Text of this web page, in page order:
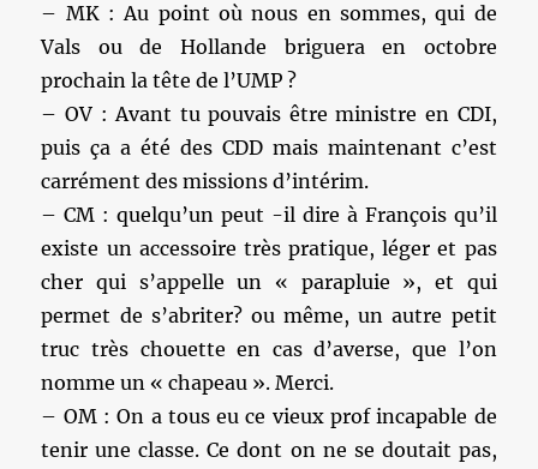
– MK : Au point où nous en sommes, qui de
Vals ou de Hollande briguera en octobre
prochain la tête de l’UMP ?
– OV : Avant tu pouvais être ministre en CDI,
puis ça a été des CDD mais maintenant c’est
carrément des missions d’intérim.
– CM : quelqu’un peut -il dire à François qu’il
existe un accessoire très pratique, léger et pas
cher qui s’appelle un « parapluie », et qui
permet de s’abriter? ou même, un autre petit
truc très chouette en cas d’averse, que l’on
nomme un « chapeau ». Merci.
– OM : On a tous eu ce vieux prof incapable de
tenir une classe. Ce dont on ne se doutait pas,